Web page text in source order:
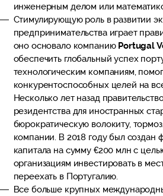
инженерным делом или
Стимулирующую роль в развитии
предпринимательства играет
оно основало компанию Portugal
обеспечить глобальный успех
технологическим компаниям,
конкурентоспособных целей на
Несколько лет назад
резидентства для иностранных
бюрократическую волокиту,
компании. В 2018 году был создан
капитала на сумму €200 млн с
организациям инвестировать в
переехать в Португалию.
Все больше крупных